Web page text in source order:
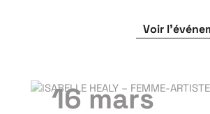
Voir
16 mars